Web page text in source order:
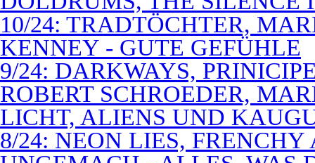
10/24: TRADTÖCHTER,
KENNEY - GUTE GEFÜHLE
9/24: DARKWAYS,
ROBERT SCHROEDER,
LICHT, ALIENS UND
8/24: NEON LIES,